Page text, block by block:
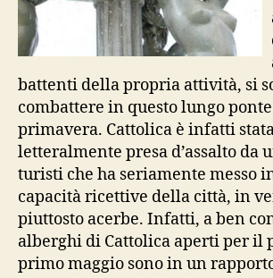
battenti della propria attività, si
combattere in questo lungo
primavera. Cattolica è infatti
letteralmente presa d’assalto da
turisti che ha seriamente messo
capacità ricettive della città, in
piuttosto acerbe. Infatti, a ben
alberghi di Cattolica aperti per il
primo maggio sono in un